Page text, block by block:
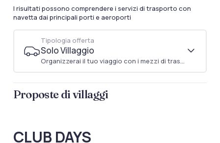
I risultati possono comprendere i servizi di trasporto con
navetta dai principali porti e aeroporti
Tipologia offerta
Solo Villaggio
Organizzerai il tuo viaggio con i mezzi di trasporto che preferisci
Proposte di villaggi
CLUB DAYS